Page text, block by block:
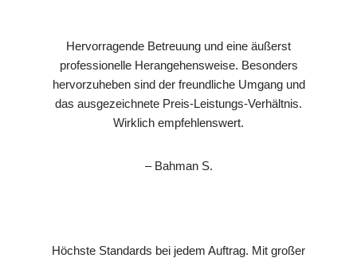
Hervorragende Betreuung und eine äußerst
professionelle Herangehensweise. Besonders
hervorzuheben sind der freundliche Umgang und
das ausgezeichnete Preis-Leistungs-Verhältnis.
Wirklich empfehlenswert.
– Bahman S.
Höchste Standards bei jedem Auftrag. Mit großer